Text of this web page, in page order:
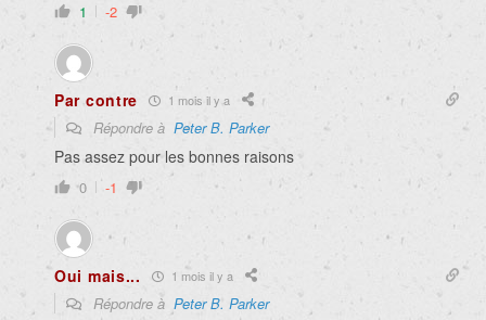
1 -2
Par contre 1 mois il y a
Répondre à Peter B. Parker
Pas assez pour les bonnes raisons
0 -1
Oui mais... 1 mois il y a
Répondre à Peter B. Parker